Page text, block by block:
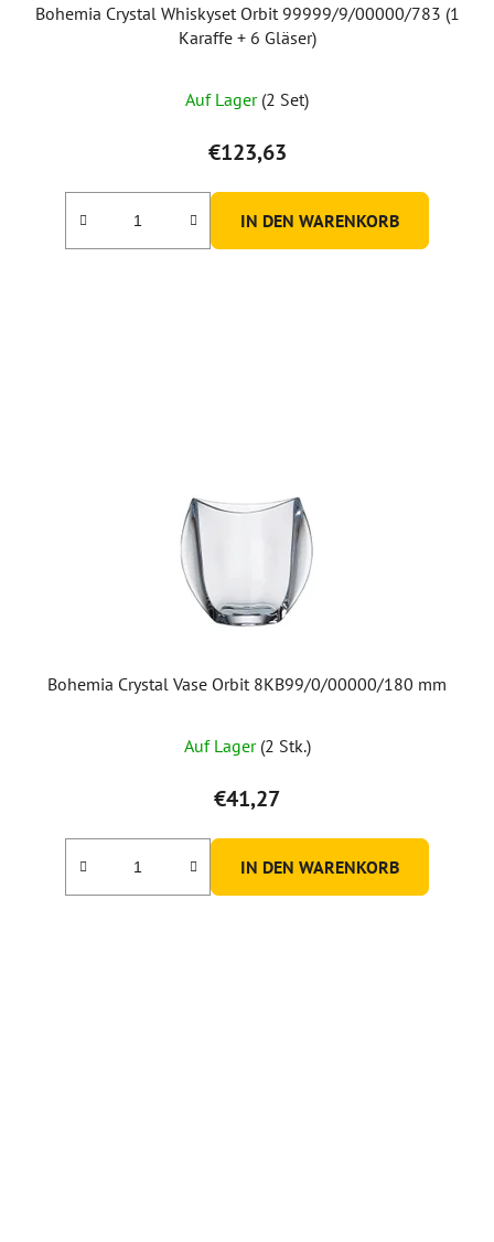
Bohemia Crystal Whiskyset Orbit 99999/9/00000/783 (1
Karaffe + 6 Gläser)
Auf Lager (2 Set)
€123,63
IN DEN WARENKORB
Bohemia Crystal Vase Orbit 8KB99/0/00000/180 mm
Auf Lager (2 Stk.)
€41,27
IN DEN WARENKORB